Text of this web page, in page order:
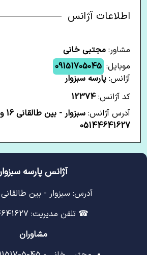
اطلاعات آژانس
مشاور:مجتبی خانی
موبایل: 09151705045
آژانس:پارسه سبزوار
کد آژانس:12374
آدرس آژانس:سبزوار - بین طالقانی 16 و 18 -
05144641627
آژانس پارسه
آدرس: سبزوار - بین طالقانی 16 و
☎ تلفن مدیریت: 05144641627
مشاوران